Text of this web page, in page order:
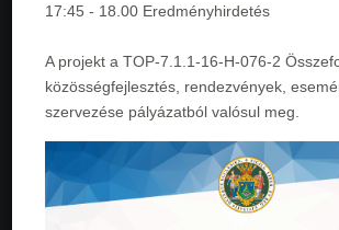
17:45 - 18.00 Eredményhirdetés
A projekt a TOP-7.1.1-16-H-076-2
közösségfejlesztés, rendezvények,
szervezése pályázatból valósul meg.